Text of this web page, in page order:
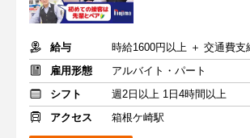
給与
時給1600円以上 ＋ 交通費支
雇用形態
アルバイト・パート
シフト
週2日以上 1日4時間以上
アクセス
箱根ケ崎駅